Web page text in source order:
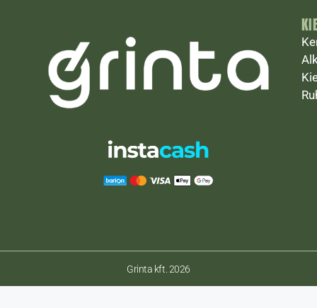
Grinta kft. 2026